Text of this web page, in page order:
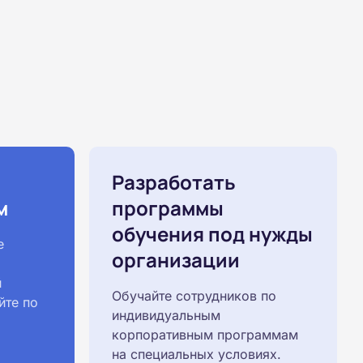
по
Разработать
программы
обучения под нужды
организации
Обучайте сотрудников по
индивидуальным
корпоративным программам
на специальных условиях.